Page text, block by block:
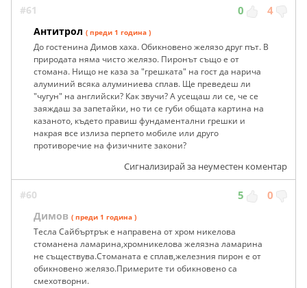
#61 0 4
Антитрол ( преди 1 година )
До гостенина Димов хаха. Обикновено желязо друг път. В
природата няма чисто желязо. Пиронът също е от
стомана. Нищо не каза за "грешката" на гост да нарича
алуминий всяка алуминиева сплав. Ще преведеш ли
"чyгун" на английски? Как звучи? А усещаш ли се, че се
заяждаш за запетайки, но ти се губи общата картина на
казаното, където правиш фундаментални грешки и
накрая все излиза перпето мобиле или друго
противоречие на физичните закони?
Сигнализирай за неуместен коментар
#60 5 0
Димов ( преди 1 година )
Тесла Сайбъртрък е направена от хром никелова
стоманена ламарина,хромникелова желязна ламарина
не съществува.Стоманата е сплав,железния пирон е от
обикновено желязо.Примерите ти обикновено са
смехотворни.